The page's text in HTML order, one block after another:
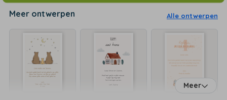
Meer ontwerpen Alle ontwerpen
Meer